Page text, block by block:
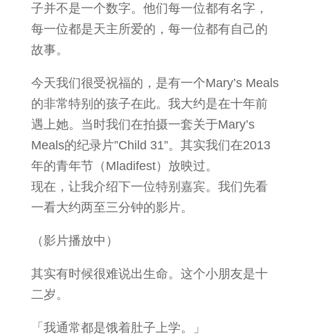
子并不是一个数字。他们每一位都有名字，
每一位都是天主所爱的，每一位都有自己的
故事。
今天我们很受祝福的，是有一个Mary’s Meals
的非常特别的孩子在此。我大约是在十年前
遇上她。当时我们在拍摄一套关于Mary’s
Meals的纪录片”Child 31”。其实我们在2013
年的青年节（Mladifest）放映过。
现在，让我介绍下一位特别嘉宾。我们先看
一看大约两至三分钟的影片。
（影片播放中）
其实有时候很难说出生命。这个小朋友是十
二岁。
「我通常都是饿着肚子上学。」